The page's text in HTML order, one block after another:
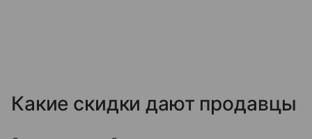
Какие скидки дают продавцы